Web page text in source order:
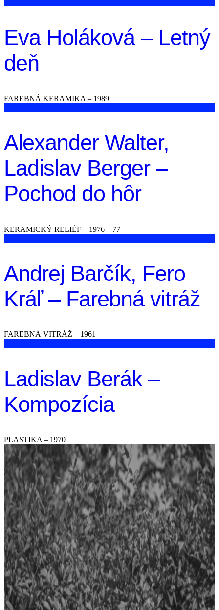
Eva Holáková – Letný
deň
FAREBNÁ KERAMIKA – 1989
Alexander Walter,
Ladislav Berger –
Pochod do hôr
KERAMICKÝ RELIÉF – 1976 – 77
Andrej Barčík, Fero
Kráľ – Farebná vitráž
FAREBNÁ VITRÁŽ – 1961
Ladislav Berák –
Kompozícia
PLASTIKA – 1970